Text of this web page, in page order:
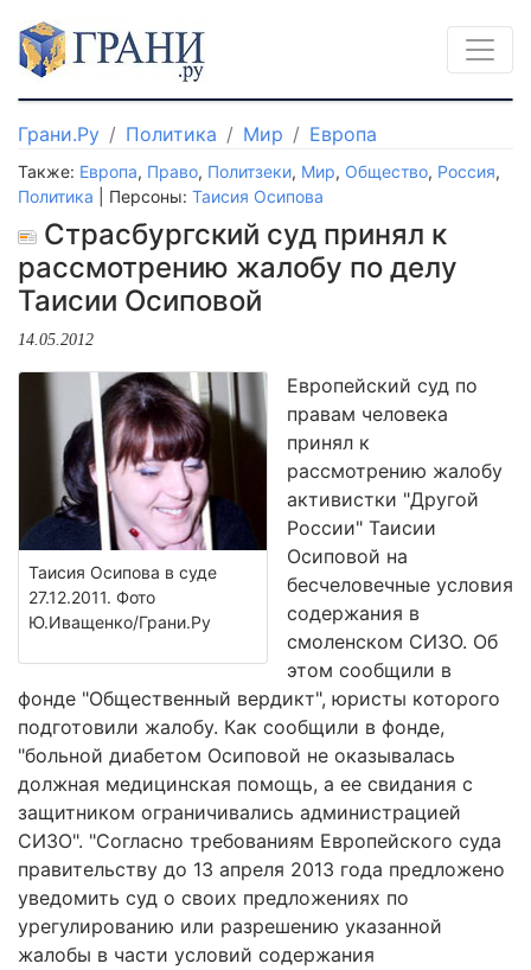
Грани.Ру Политика Мир Европа
Также: Европа, Право, Политзеки, Мир, Общество, Россия,
Политика | Персоны: Таисия Осипова
Страсбургский суд принял к
рассмотрению жалобу по делу
Таисии Осиповой
14.05.2012
Таисия Осипова в суде
27.12.2011. Фото
Ю.Иващенко/Грани.Ру
Европейский суд по
правам человека
принял к
рассмотрению жалобу
активистки "Другой
России" Таисии
Осиповой на
бесчеловечные условия
содержания в
смоленском СИЗО. Об
этом сообщили в
фонде "Общественный вердикт", юристы которого
подготовили жалобу. Как сообщили в фонде,
"больной диабетом Осиповой не оказывалась
должная медицинская помощь, а ее свидания с
защитником ограничивались администрацией
СИЗО". "Согласно требованиям Европейского суда
правительству до 13 апреля 2013 года предложено
уведомить суд о своих предложениях по
урегулированию или разрешению указанной
жалобы в части условий содержания